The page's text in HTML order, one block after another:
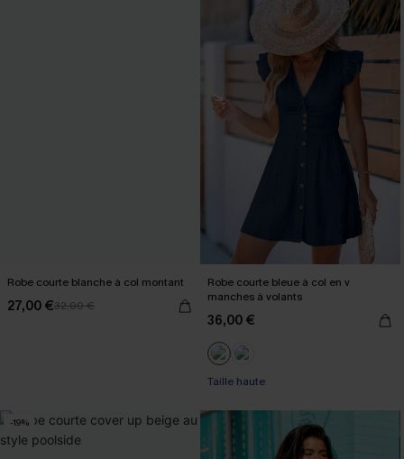
Robe courte blanche à col montant
27,00 €32,00 €
Robe courte bleue à col en v
manches à volants
36,00 €
Taille haute
-19%